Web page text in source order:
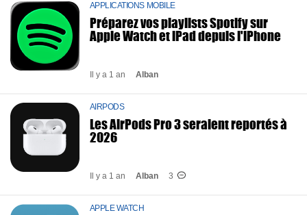
APPLICATIONS MOBILE
Préparez vos playlists Spotify sur
Apple Watch et iPad depuis l'iPhone
Il y a 1 an Alban
AIRPODS
Les AirPods Pro 3 seraient reportés à
2026
Il y a 1 an Alban 3
APPLE WATCH